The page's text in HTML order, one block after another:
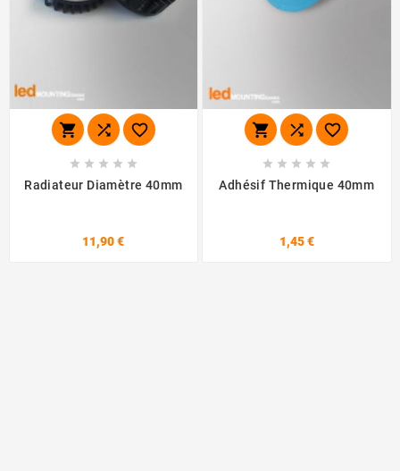
  
    
Radiateur Diamètre 40mm
11,90 €
  
    
Adhésif Thermique 40mm
1,45 €